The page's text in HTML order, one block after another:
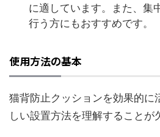
に適しています。また、集
行う方にもおすすめです。
使用方法の基本
猫背防止クッションを効果的に
しい設置方法を理解することが